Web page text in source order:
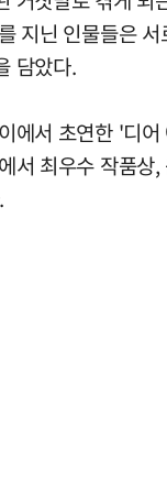
지닌 인물들은
담았다.
에서 초연한 '디어
서 최우수 작품상